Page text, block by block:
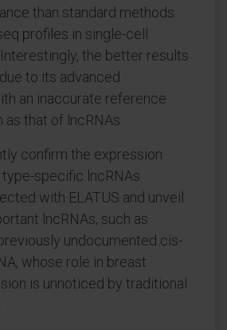
than standard methods
profiles in single-cell
the better results
to its advanced
an inaccurate reference
that of lncRNAs.
confirm the expression
specific lncRNAs
with ELATUS and unveil
lncRNAs, such as
undocumented cis-
whose role in breast
is unnoticed by traditional